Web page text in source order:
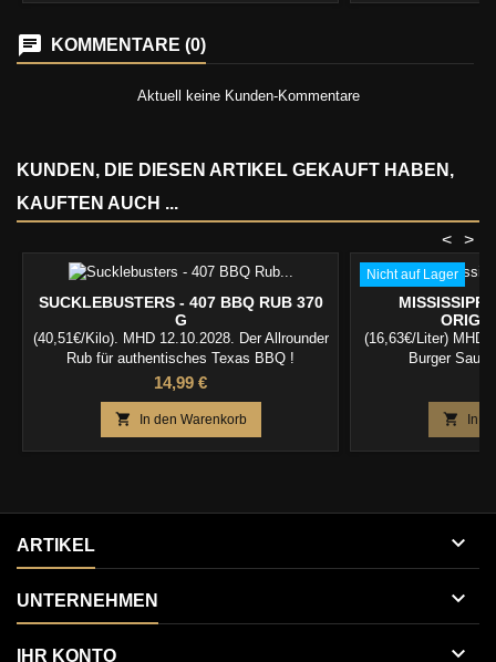
KOMMENTARE (0)
Aktuell keine Kunden-Kommentare
KUNDEN, DIE DIESEN ARTIKEL GEKAUFT HABEN,
KAUFTEN AUCH ...
>
<
SUCKLEBUSTERS - 407 BBQ RUB 370
G
(40,51€/Kilo). MHD 12.10.2028. Der Allrounder
Rub für authentisches Texas BBQ !
Preis
14,99 €
 In den Warenkorb
Nicht auf Lager
MISSISSIPPI
(16,63€/Liter) MHD
Burger
 In
ARTIKEL 
UNTERNEHMEN 
IHR KONTO 